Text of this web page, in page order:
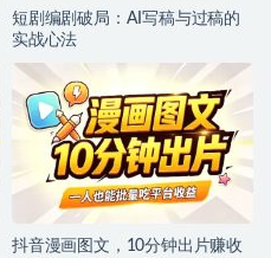
短剧编剧破局：AI写稿与过稿的
实战心法
抖音漫画图文，10分钟出片赚收